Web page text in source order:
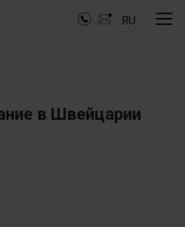
RU
в Швейцарии